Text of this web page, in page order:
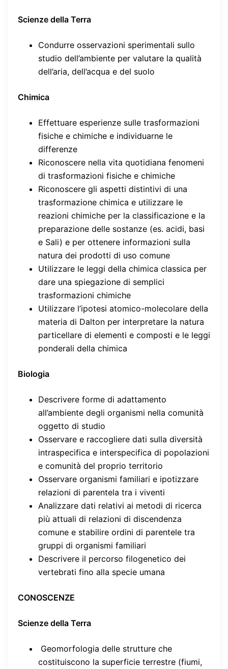
Scienze della Terra
Condurre osservazioni sperimentali sullo
studio dell’ambiente per valutare la qualità
dell’aria, dell’acqua e del suolo
Chimica
Effettuare esperienze sulle trasformazioni
fisiche e chimiche e individuarne le
differenze
Riconoscere nella vita quotidiana fenomeni
di trasformazioni fisiche e chimiche
Riconoscere gli aspetti distintivi di una
trasformazione chimica e utilizzare le
reazioni chimiche per la classificazione e la
preparazione delle sostanze (es. acidi, basi
e Sali) e per ottenere informazioni sulla
natura dei prodotti di uso comune
Utilizzare le leggi della chimica classica per
dare una spiegazione di semplici
trasformazioni chimiche
Utilizzare l’ipotesi atomico-molecolare della
materia di Dalton per interpretare la natura
particellare di elementi e composti e le leggi
ponderali della chimica
Biologia
Descrivere forme di adattamento
all’ambiente degli organismi nella comunità
oggetto di studio
Osservare e raccogliere dati sulla diversità
intraspecifica e interspecifica di popolazioni
e comunità del proprio territorio
Osservare organismi familiari e ipotizzare
relazioni di parentela tra i viventi
Analizzare dati relativi ai metodi di ricerca
più attuali di relazioni di discendenza
comune e stabilire ordini di parentele tra
gruppi di organismi familiari
Descrivere il percorso filogenetico dei
vertebrati fino alla specie umana
CONOSCENZE
Scienze della Terra
Geomorfologia delle strutture che
costituiscono la superficie terrestre (fiumi,